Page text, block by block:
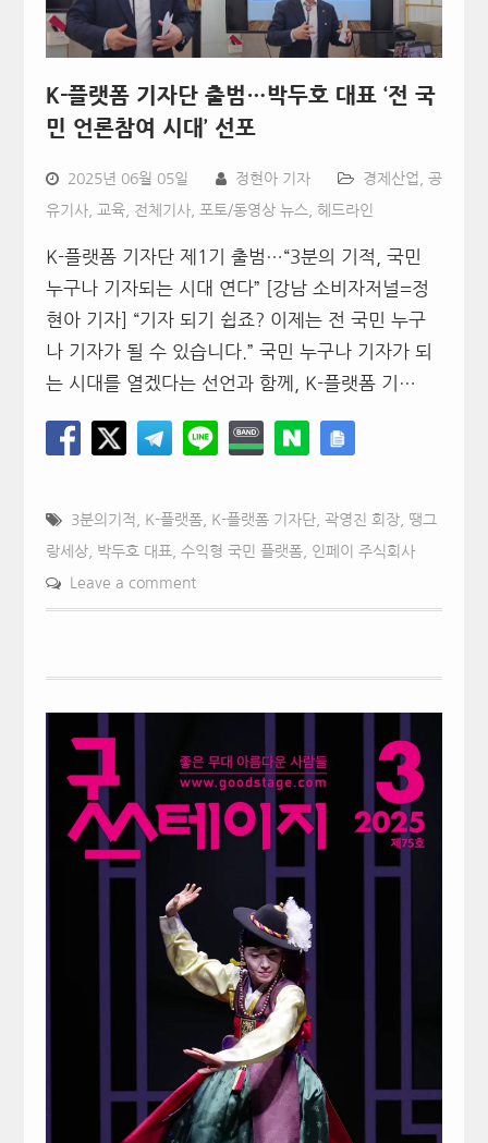
K-플랫폼 기자단 출범…박두호 대표 ‘전 국
민 언론참여 시대’ 선포
2025년 06월 05일 정현아 기자 경제산업 공
유기사, 교육, 전체기사, 포토/동영상 뉴스, 헤드라인
K-플랫폼 기자단 제1기 출범…“3분의 기적, 국민
누구나 기자되는 시대 연다” [강남 소비자저널=정
현아 기자] “기자 되기 쉽죠? 이제는 전 국민 누구
나 기자가 될 수 있습니다.” 국민 누구나 기자가 되
는 시대를 열겠다는 선언과 함께, K-플랫폼 기…
3분의기적 K-플랫폼, K-플랫폼 기자단, 곽영진 회장, 땡그
랑세상, 박두호 대표, 수익형 국민 플랫폼, 인페이 주식회사
Leave a comment